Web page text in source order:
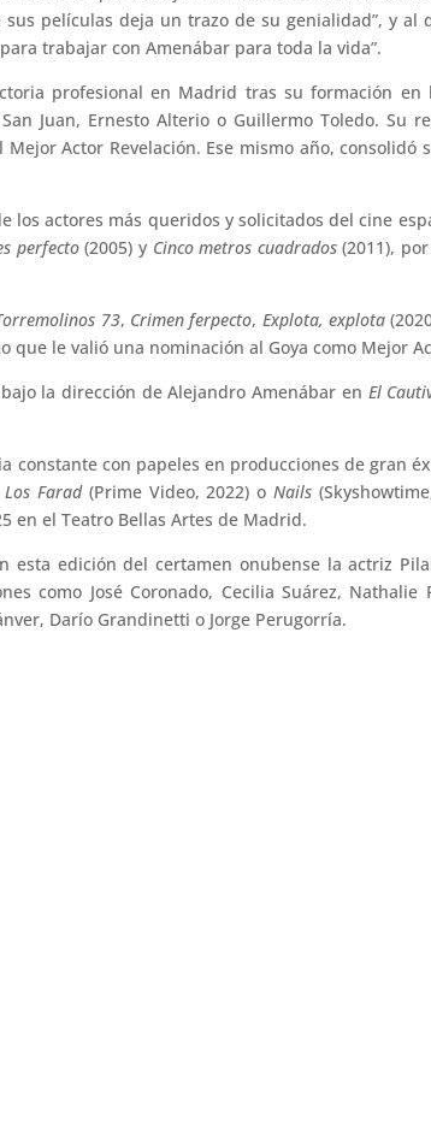
películas deja un trazo de su genialidad”, y al
trabajar con Amenábar para toda la vida”.
profesional en Madrid tras su formación
Juan, Ernesto Alterio o Guillermo Toledo. Su
Actor Revelación. Ese mismo año,
los actores más queridos y solicitados del cine
perfecto(2005) y Cinco metros cuadrados(2011),
73, Crimen ferpecto, Explota, explota
que le valió una nominación al Goya como Mejor
la dirección de Alejandro Amenábar en El
constante con papeles en producciones de gran
Los Farad(Prime Video, 2022) oNails
en el Teatro Bellas Artes de Madrid.
esta edición del certamen onubense la actriz
como José Coronado, Cecilia Suárez, Nathalie
Darío Grandinetti o Jorge Perugorría.